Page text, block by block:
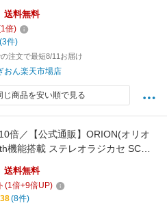
AM/FM対応 レトロデザイン ス
セ 乾電池対応【/srm】
送料無料
1倍)
(3件)
注文で最短8/11お届け
おん楽天市場店
じ商品を安い順で見る
倍／【公式通販】ORION(オリオ
機能搭載 ステレオラジカセ SCR-
トゥース オーディオ ラジオカセッ
スマホ レトロ アンプ コンポ AM
再生 録音 BASS 低音 赤 レッド
送料無料
(1倍+9倍UP)
(8件)